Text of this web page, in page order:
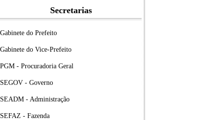
Secretarias
Gabinete do Prefeito
Gabinete do Vice-Prefeito
PGM - Procuradoria Geral
SEGOV - Governo
SEADM - Administração
SEFAZ - Fazenda